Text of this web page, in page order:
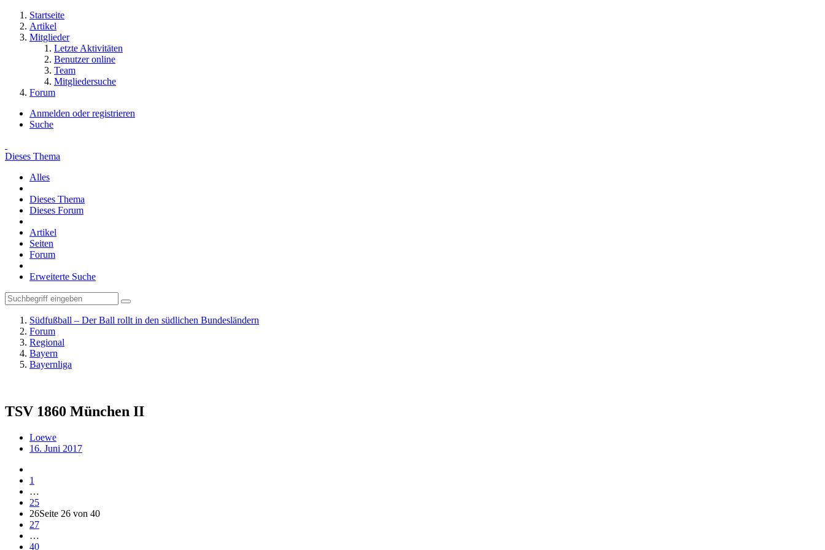
Startseite
Artikel
Mitglieder
Letzte Aktivitäten
Benutzer online
Team
Mitgliedersuche
Forum
Anmelden oder registrieren
Suche
Dieses Thema
Alles
Dieses Thema
Dieses Forum
Artikel
Seiten
Forum
Erweiterte Suche
Südfußball – Der Ball rollt in den südlichen Bundesländern
Forum
Regional
Bayern
Bayernliga
TSV 1860 München II
Loewe
16. Juni 2017
1
…
25
26Seite 26 von 40
27
…
40